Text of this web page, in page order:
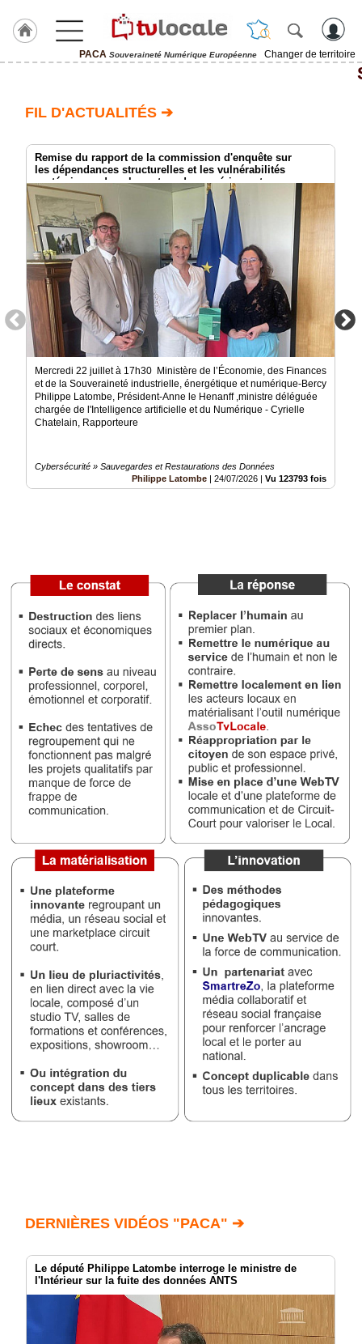
PACA Souveraineté Numérique Européenne
Changer de territoire
PACA
TvLocale
France
Accueil
RUBRIQUES
Agenda
Gazette
Médias
groupe
Inscription
FIL D'ACTUALITÉS ➔
Remise du rapport de la commission d'enquête sur
les dépendances structurelles et les vulnérabilités
systémiques dans le secteur du numérique et
les risques pour l’indépendance de la France
Mercredi 22 juillet à 17h30 Ministère de l’Économie, des Finances
et de la Souveraineté industrielle, énergétique et numérique-Bercy
Philippe Latombe, Président-Anne le Henanff ,ministre déléguée
chargée de l'Intelligence artificielle et du Numérique - Cyrielle
Chatelain, Rapporteure
Cybersécurité » Sauvegardes et Restaurations des Données
Philippe Latombe
24/07/2026 Vu 123793 fois
DERNIÈRES VIDÉOS "PACA" ➔
Le député Philippe Latombe interroge le ministre de
l'Intérieur sur la fuite des données ANTS